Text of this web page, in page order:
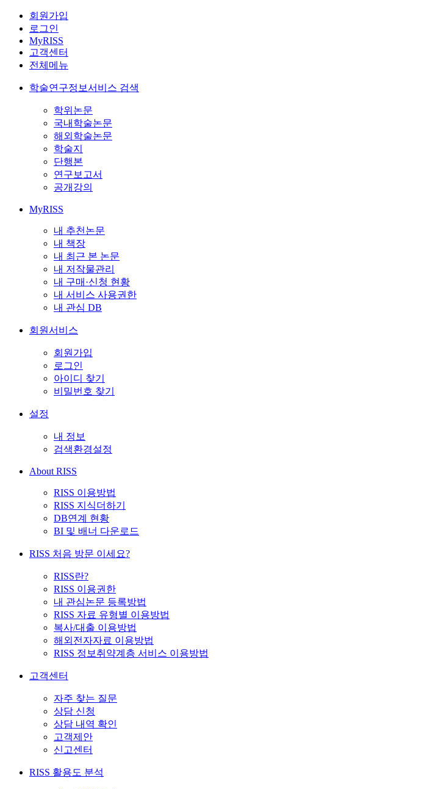
회원가입
로그인
MyRISS
고객센터
전체메뉴
학술연구정보서비스 검색
학위논문
국내학술논문
해외학술논문
학술지
단행본
연구보고서
공개강의
MyRISS
내 추천논문
내 책장
내 최근 본 논문
내 저작물관리
내 구매·신청 현황
내 서비스 사용권한
내 관심 DB
회원서비스
회원가입
로그인
아이디 찾기
비밀번호 찾기
설정
내 정보
검색환경설정
About RISS
RISS 이용방법
RISS 지식더하기
DB연계 현황
BI 및 배너 다운로드
RISS 처음 방문 이세요?
RISS란?
RISS 이용권한
내 관심논문 등록방법
RISS 자료 유형별 이용방법
복사/대출 이용방법
해외전자자료 이용방법
RISS 정보취약계층 서비스 이용방법
고객센터
자주 찾는 질문
상담 신청
상담 내역 확인
고객제안
신고센터
RISS 활용도 분석